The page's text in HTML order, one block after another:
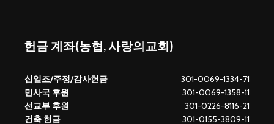
헌금 계좌(농협, 사랑의교회)
십일조/주정/감사헌금
301-0069-1334-71
민사국 후원
301-0069-1358-11
선교부 후원
301-0226-8116-21
건축 헌금
301-0155-3809-11